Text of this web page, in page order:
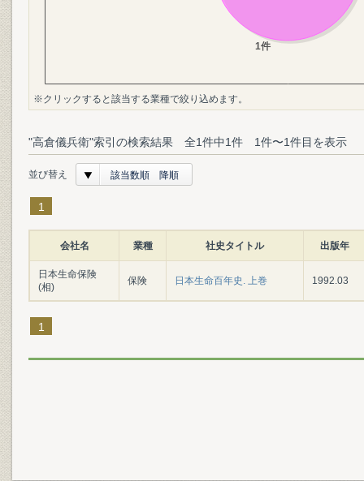
※クリックすると該当する業種で絞り込めます。
"高倉儀兵衛"索引の検索結果 全1件中1件 1件〜1件目を表示
並び替え 該当数順 降順
1
会社名 業種 社史タイトル 出版年
日本生命保険
(相)
保険 日本生命百年史. 上巻 1992.03
1